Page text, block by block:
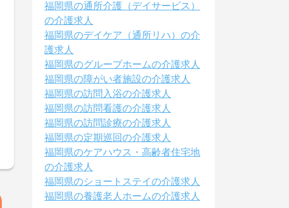
福岡県の通所介護（デイサービス）
の介護求人
福岡県のデイケア（通所リハ）の介
護求人
福岡県のグループホームの介護求人
福岡県の障がい者施設の介護求人
福岡県の訪問入浴の介護求人
福岡県の訪問看護の介護求人
福岡県の訪問診療の介護求人
福岡県の定期巡回の介護求人
福岡県のケアハウス・高齢者住宅地
の介護求人
福岡県のショートステイの介護求人
福岡県の養護老人ホームの介護求人